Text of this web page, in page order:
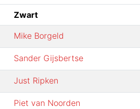
Zwart
Mike Borgeld
Sander Gijsbertse
Just Ripken
Piet van Noorden